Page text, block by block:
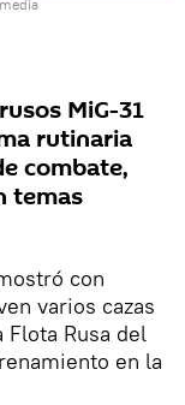
MiG-31
rutinaria
combate,
temas
con
varios cazas
Flota Rusa del
en la